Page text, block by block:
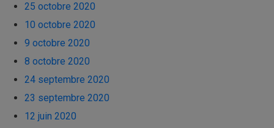
25 octobre 2020
10 octobre 2020
9 octobre 2020
8 octobre 2020
24 septembre 2020
23 septembre 2020
12 juin 2020